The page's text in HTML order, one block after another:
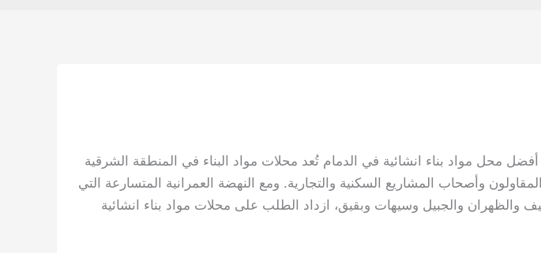
محل مواد بناء انشائية في الدمام تُعد محلات مواد البناء في المنطقة الشرقية
وأصحاب المشاريع السكنية والتجارية. ومع النهضة العمرانية المتسارعة التي
والظهران والجبيل وسيهات وبقيق، ازداد الطلب على محلات مواد بناء انشائية